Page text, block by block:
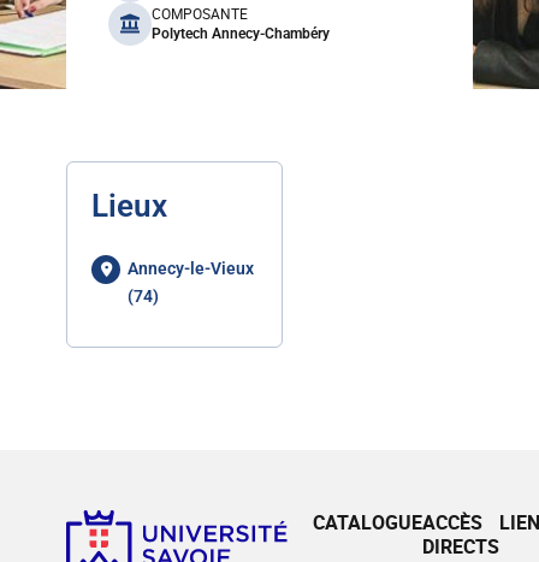
COMPOSANTE
Polytech Annecy-Chambéry
Lieux
Annecy-le-Vieux
(74)
CATALOGUEACCÈS
DIRECTS